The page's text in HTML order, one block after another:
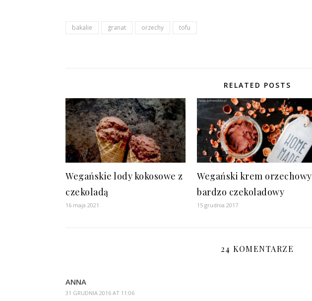
bakalie granat orzechy tofu
RELATED POSTS
Wegańskie lody kokosowe z
czekoladą
16 maja 2021
Wegański krem orzechowy
bardzo czekoladowy
15 grudnia 2017
24 KOMENTARZE
ANNA
31 GRUDNIA 2016 AT 11:06